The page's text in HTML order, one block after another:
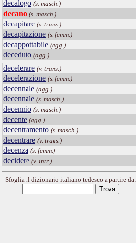
decalogo (s. masch.)
decano (s. masch.)
decapitare (v. trans.)
decapitazione (s. femm.)
decappottabile (agg.)
deceduto (agg.)
decelerare (v. trans.)
decelerazione (s. femm.)
decennale (agg.)
decennale (s. masch.)
decennio (s. masch.)
decente (agg.)
decentramento (s. masch.)
decentrare (v. trans.)
decenza (s. femm.)
decidere (v. intr.)
Sfoglia il dizionario italiano-tedesco a partire da: